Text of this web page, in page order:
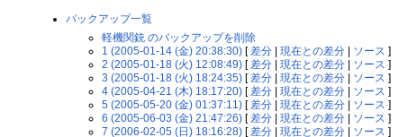
バックアップ一覧
軽機関銃 のバックアップを削除
1 (2005-01-14 (金) 20:38:30)[差分| 現在との差分| ソース ]
2 (2005-01-18 (火) 12:08:49)[差分| 現在との差分| ソース ]
3 (2005-01-18 (火) 18:24:35)[差分| 現在との差分| ソース ]
4 (2005-04-21 (木) 18:17:20)[差分| 現在との差分| ソース ]
5 (2005-05-20 (金) 01:37:11)[差分| 現在との差分| ソース ]
6 (2005-06-03 (金) 21:47:26)[差分| 現在との差分| ソース ]
7 (2006-02-05 (日) 18:16:28)[差分| 現在との差分| ソース ]